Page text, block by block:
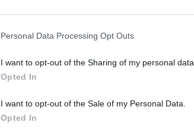
Personal Data Processing Opt Outs
I want to opt-out of the Sharing of my personal data.
Opted In
I want to opt-out of the Sale of my Personal Data.
Opted In